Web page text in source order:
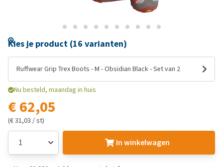
Kies je product (16 varianten)
Ruffwear Grip Trex Boots - M - Obsidian Black - Set van 2
Nu besteld, maandag in huis
€ 62,05
(€ 31,03 / st)
In winkelwagen